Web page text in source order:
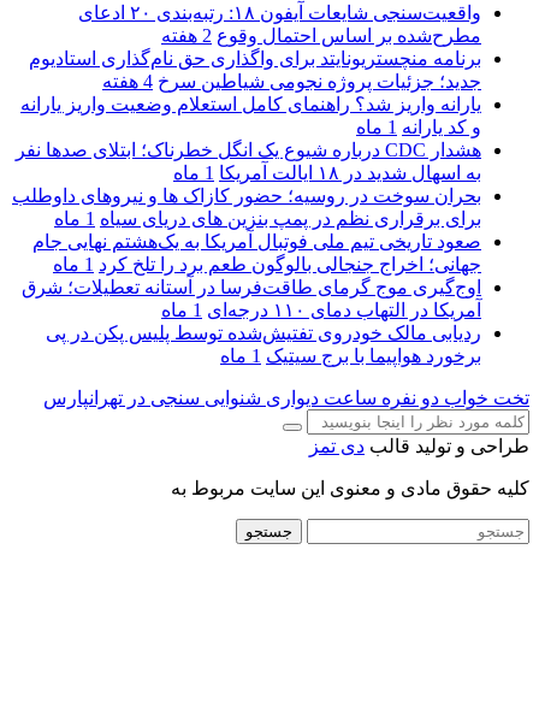
واقعیت‌سنجی شایعات آیفون ۱۸: رتبه‌بندی ۲۰ ادعای
مطرح‌شده بر اساس احتمال وقوع 2 هفته
برنامه منچستریونایتد برای واگذاری حق نام‌گذاری استادیوم
جدید؛ جزئیات پروژه نجومی شیاطین سرخ 4 هفته
یارانه واریز شد؟ راهنمای کامل استعلام وضعیت واریز یارانه
و کد یارانه 1 ماه
هشدار CDC درباره شیوع یک انگل خطرناک؛ ابتلای صدها نفر
به اسهال شدید در ۱۸ ایالت آمریکا
1 ماه
بحران سوخت در روسیه؛ حضور کازاک‌ ها و نیروهای داوطلب
برای برقراری نظم در پمپ بنزین‌ های دریای سیاه 1 ماه
صعود تاریخی تیم ملی فوتبال آمریکا به یک‌هشتم نهایی جام
جهانی؛ اخراج جنجالی بالوگون طعم برد را تلخ کرد 1 ماه
اوج‌گیری موج گرمای طاقت‌فرسا در آستانه تعطیلات؛ شرق
آمریکا در التهاب دمای ۱۱۰ درجه‌ای
1 ماه
ردیابی مالک خودروی تفتیش‌شده توسط پلیس پکن در پی
برخورد هواپیما با برج سیتیک 1 ماه
تخت خواب دو نفره ساعت دیواری شنوایی سنجی در تهرانپارس
طراحی و تولید قالب دی تمز
کلیه حقوق مادی و معنوی این سایت مربوط به
جستجو